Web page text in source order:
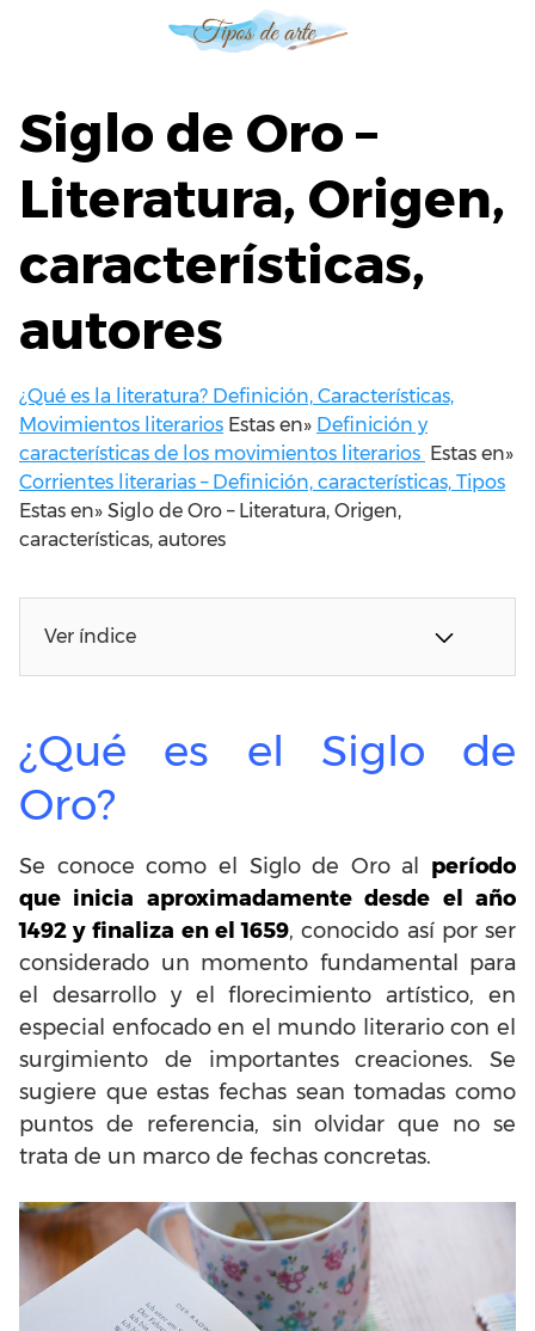
Siglo de Oro –
Literatura, Origen,
características,
autores
¿Qué es la literatura? Definición, Características,
Movimientos literarios Estas en» Definición y
características de los movimientos literarios Estas en»
Corrientes literarias – Definición, características, Tipos
Estas en» Siglo de Oro – Literatura, Origen,
características, autores
Ver índice
¿Qué es el Siglo de
Oro?
Se conoce como el Siglo de Oro al período
que inicia aproximadamente desde el año
1492 y finaliza en el 1659, conocido así por ser
considerado un momento fundamental para
el desarrollo y el florecimiento artístico, en
especial enfocado en el mundo literario con el
surgimiento de importantes creaciones. Se
sugiere que estas fechas sean tomadas como
puntos de referencia, sin olvidar que no se
trata de un marco de fechas concretas.